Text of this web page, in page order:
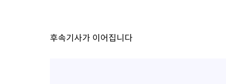
후속기사가 이어집니다